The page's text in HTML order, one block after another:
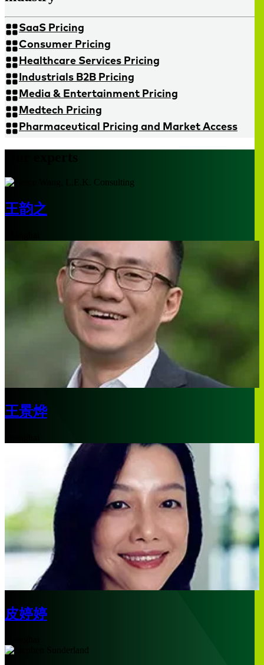
SaaS Pricing
Consumer Pricing
Healthcare Services Pricing
Industrials B2B Pricing
Media & Entertainment Pricing
Medtech Pricing
Pharmaceutical Pricing and Market Access
王韵之
王景烨
皮婷婷